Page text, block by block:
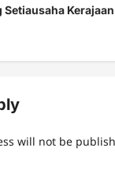
will not be